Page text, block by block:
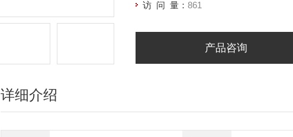
访 问 量： 861
产品咨询
详细介绍